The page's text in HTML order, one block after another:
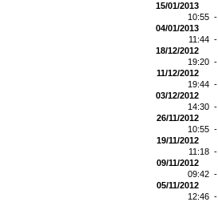
15/01/2013
10:55 -
04/01/2013
11:44 -
18/12/2012
19:20 -
11/12/2012
19:44 -
03/12/2012
14:30 -
26/11/2012
10:55 -
19/11/2012
11:18 -
09/11/2012
09:42 -
05/11/2012
12:46 -